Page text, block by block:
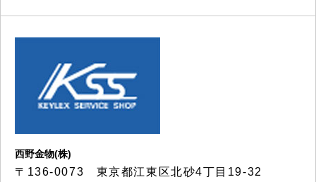
西野金物(株)
〒136-0073 東京都江東区北砂4丁目19-32